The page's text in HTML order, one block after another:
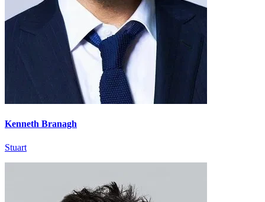
Kenneth Branagh
Stuart